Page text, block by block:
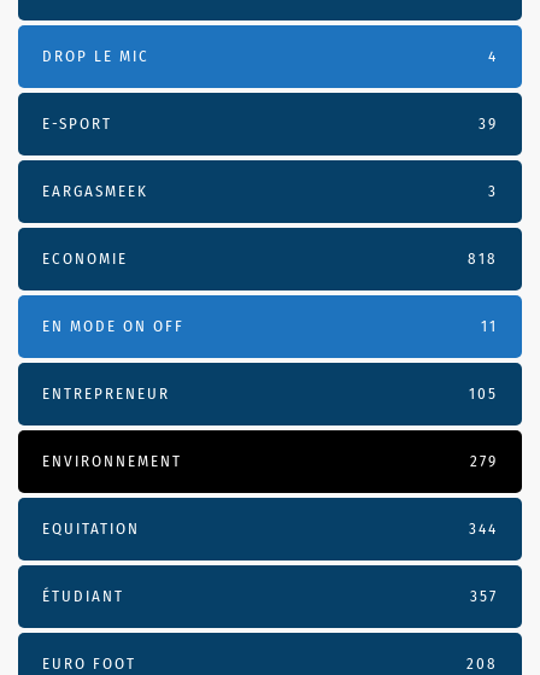
DROP LE MIC 4
E-SPORT 39
EARGASMEEK 3
ECONOMIE 818
EN MODE ON OFF 11
ENTREPRENEUR 105
ENVIRONNEMENT 279
EQUITATION 344
ÉTUDIANT 357
EURO FOOT 208